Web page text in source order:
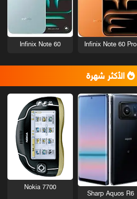
Infinix Note 60 Pro
Infinix Note 60
الأكثر شهرة
Sharp Aquos R6
Nokia 7700